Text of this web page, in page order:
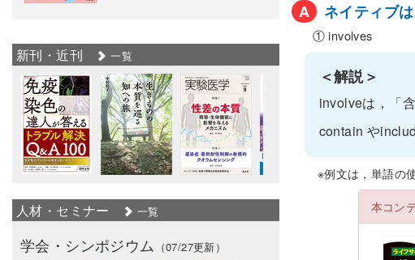
A ネイティブ
① involves
＜解説＞
involveは，「
contain や
※例文は，単語の
本コン
新刊・近刊 一覧
人材・セミナー 一覧
学会・シンポジウム （07/27更新）